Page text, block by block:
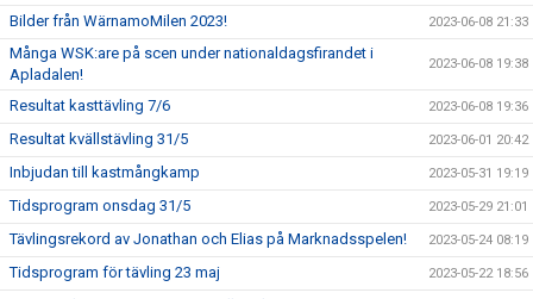
Bilder från WärnamoMilen 2023! 2023-06-08 21:33
Många WSK:are på scen under nationaldagsfirandet i
Apladalen!
2023-06-08 19:38
Resultat kasttävling 7/6 2023-06-08 19:36
Resultat kvällstävling 31/5 2023-06-01 20:42
Inbjudan till kastmångkamp 2023-05-31 19:19
Tidsprogram onsdag 31/5 2023-05-29 21:01
Tävlingsrekord av Jonathan och Elias på Marknadsspelen! 2023-05-24 08:19
Tidsprogram för tävling 23 maj 2023-05-22 18:56